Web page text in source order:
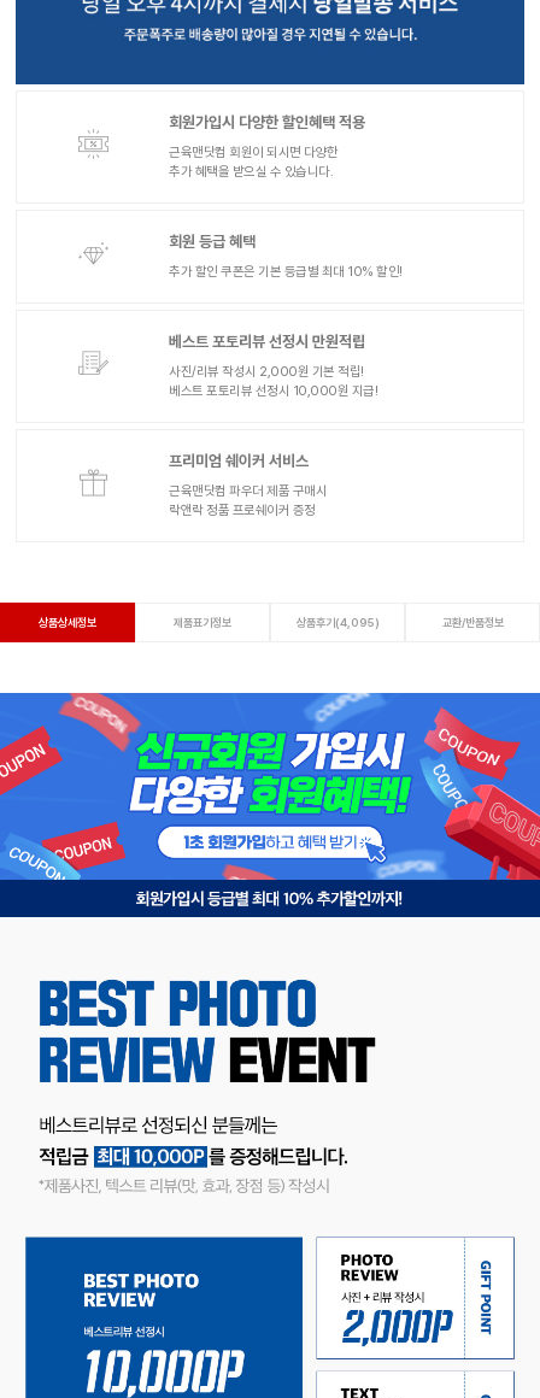
회원가입시 다양한 할인혜택 적용
근육맨닷컴 회원이 되시면 다양한
추가 혜택을 받으실 수 있습니다.
회원 등급 혜택
추가 할인 쿠폰은 기본 등급별 최대 10% 할인!
베스트 포토리뷰 선정시 만원적립
사진/리뷰 작성시 2,000원 기본 적립!
베스트 포토리뷰 선정시 10,000원 지급!
프리미엄 쉐이커 서비스
근육맨닷컴 파우더 제품 구매시
락앤락 정품 프로쉐이커 증정
상품상세정보 제품표기정보 상품후기(4,095) 교환/반품정보